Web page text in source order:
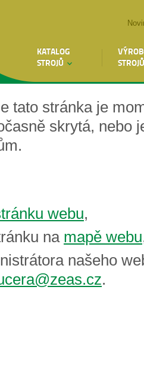
KATALOG
STROJŮ
STROJŮ
tato stránka je
skrytá, nebo
webu,
na mapě webu
našeho
.